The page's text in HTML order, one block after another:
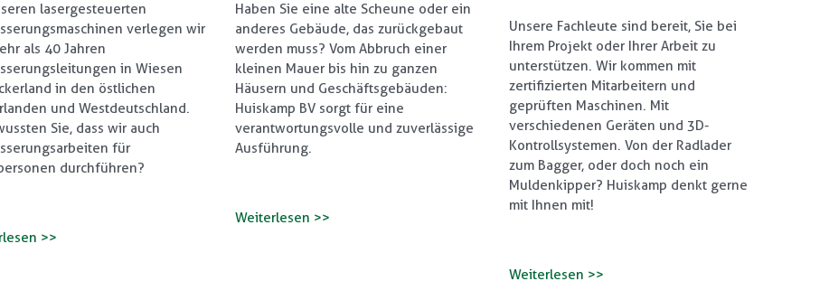
lasergesteuerten
verlegen wir
als 40 Jahren
in Wiesen
in den östlichen
und Westdeutschland.
Sie, dass wir auch
für
durchführen?
>>
Haben Sie eine alte Scheune oder ein
anderes Gebäude, das zurückgebaut
werden muss? Vom Abbruch einer
kleinen Mauer bis hin zu ganzen
Häusern und Geschäftsgebäuden:
Huiskamp BV sorgt für eine
verantwortungsvolle und zuverlässige
Ausführung.
Weiterlesen >>
Unsere Fachleute sind bereit, Sie bei
Ihrem Projekt oder Ihrer Arbeit zu
unterstützen. Wir kommen mit
zertifizierten Mitarbeitern und
geprüften Maschinen. Mit
verschiedenen Geräten und 3D-
Kontrollsystemen. Von der Radlader
zum Bagger, oder doch noch ein
Muldenkipper? Huiskamp denkt gerne
mit Ihnen mit!
Weiterlesen >>